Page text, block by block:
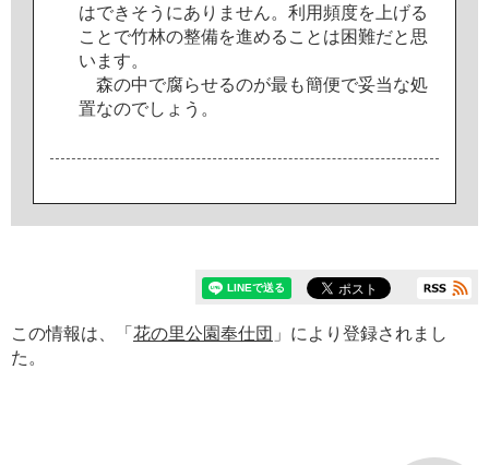
はでき そ う にあ り ま せん。 利 用頻度を 上げる
こ と で竹林の整備を進める こ と は困難だと 思
い ま す。
森の中で腐らせるのが最 も簡便で妥当な処
置なのでし ょ う 。
この情報は、「 花の里公園奉仕団 」により登録されまし
た。